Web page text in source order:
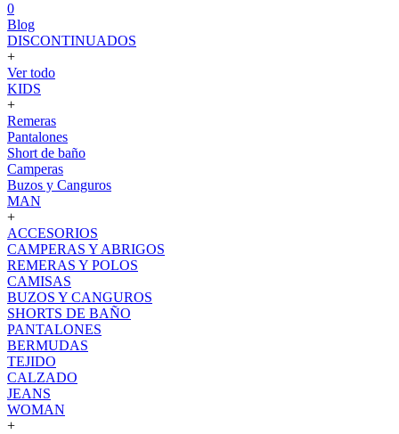
0
Blog
DISCONTINUADOS
+
Ver todo
KIDS
+
Remeras
Pantalones
Short de baño
Camperas
Buzos y Canguros
MAN
+
ACCESORIOS
CAMPERAS Y ABRIGOS
REMERAS Y POLOS
CAMISAS
BUZOS Y CANGUROS
SHORTS DE BAÑO
PANTALONES
BERMUDAS
TEJIDO
CALZADO
JEANS
WOMAN
+